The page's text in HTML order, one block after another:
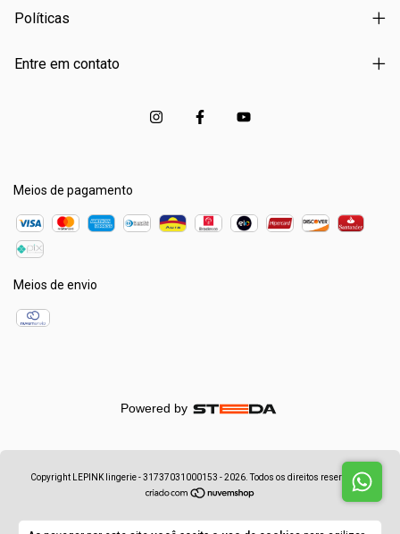
Políticas
Entre em contato
Meios de pagamento
Meios de envio
Powered by
Copyright LEPINK lingerie - 31737031000153 - 2026. Todos os direitos reservados.